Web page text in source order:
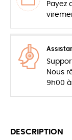
Payez
Nous
9h00 à
DESCRIPTION